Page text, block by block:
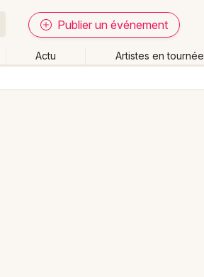
Publier un événement
Actu Artistes en tournée